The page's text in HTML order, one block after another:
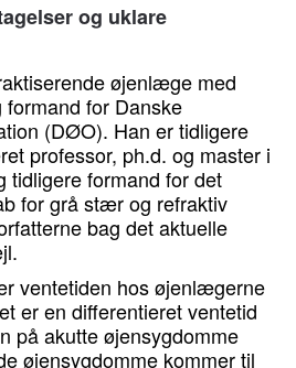
og uklare
øjenlæge med
for Danske
(DØO). Han er tidligere
professor, ph.d. og master i
tidligere formand for det
for grå stær og refraktiv
bag det aktuelle
ventetiden hos øjenlægerne
er en differentieret ventetid
på akutte øjensygdomme
øjensygdomme kommer til